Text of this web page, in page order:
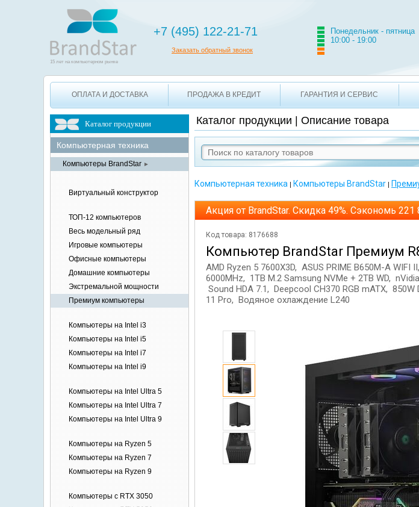
15 лет на компьютерном рынке
+7 (495) 122-21-71
Заказать обратный звонок
Понедельник - пятница
10:00 - 19:00
ОПЛАТА И ДОСТАВКА ПРОДАЖА В КРЕДИТ ГАРАНТИЯ И СЕРВИС
Каталог продукции
Компьютерная техника
Компьютеры BrandStar ►
Виртуальный конструктор
ТОП-12 компьютеров
Весь модельный ряд
Игровые компьютеры
Офисные компьютеры
Домашние компьютеры
Экстремальной мощности
Премиум компьютеры
Компьютеры на Intel i3
Компьютеры на Intel i5
Компьютеры на Intel i7
Компьютеры на Intel i9
Компьютеры на Intel Ultra 5
Компьютеры на Intel Ultra 7
Компьютеры на Intel Ultra 9
Компьютеры на Ryzen 5
Компьютеры на Ryzen 7
Компьютеры на Ryzen 9
Компьютеры c RTX 3050
Каталог продукции | Описание товара
Компьютерная техника | Компьютеры BrandStar |
Акция от BrandStar. Скидка 49%. Сэкономь 221
Код товара: 8176688
Компьютер BrandStar Премиум
AMD Ryzen 5 7600X3D, ASUS PRIME B650M-A WIFI
6000MHz, 1TB M.2 Samsung NVMe + 2TB WD,
Sound HDA 7.1, Deepcool CH370 RGB mATX, 850W
11 Pro, Водяное охлаждение L240